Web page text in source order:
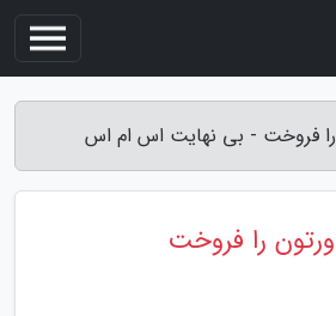
را فروخت - بی نهایت اس ام اس
را فروخت